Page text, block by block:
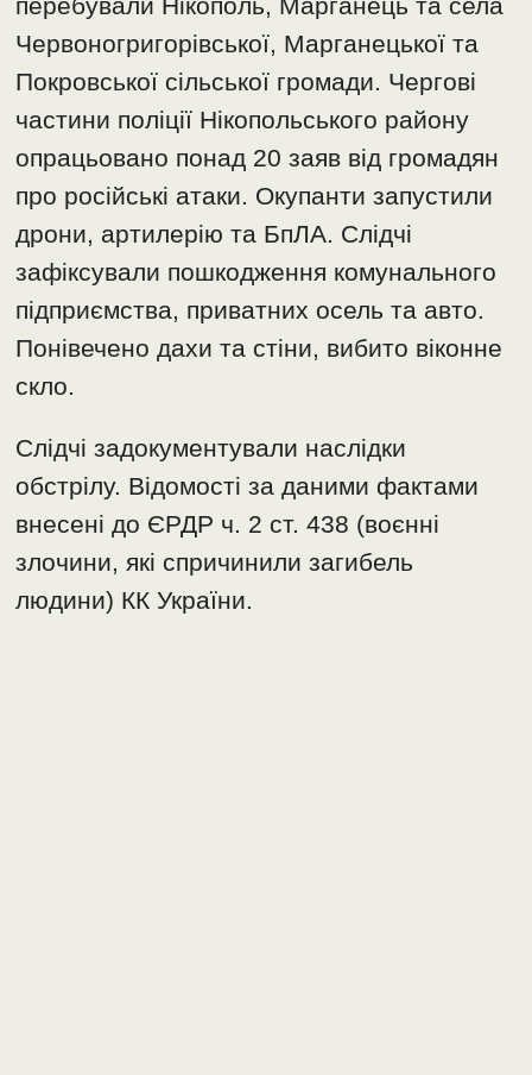
перебували Нікополь, Марганець та села
Червоногригорівської, Марганецької та
Покровської сільської громади. Чергові
частини поліції Нікопольського району
опрацьовано понад 20 заяв від громадян
про російські атаки. Окупанти запустили
дрони, артилерію та БпЛА. Слідчі
зафіксували пошкодження комунального
підприємства, приватних осель та авто.
Понівечено дахи та стіни, вибито віконне
скло.
Слідчі задокументували наслідки
обстрілу. Відомості за даними фактами
внесені до ЄРДР ч. 2 ст. 438 (воєнні
злочини, які спричинили загибель
людини) КК України.